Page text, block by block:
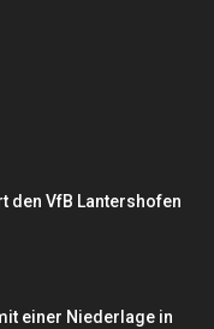
den VfB Lantershofen
einer Niederlage in